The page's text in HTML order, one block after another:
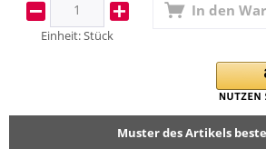
Einheit:Stück
In den
Muster des Artikels